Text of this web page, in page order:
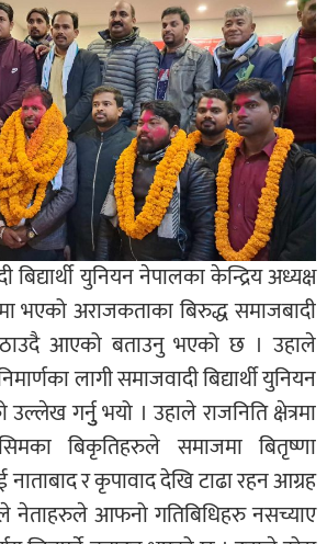
बिद्यार्थी युनियन नेपालका केन्द्रिय अध्यक्ष
भएको अराजकताका बिरुद्ध समाजबादी
आएको बताउनु भएको छ । उहाले
लागी समाजवादी बिद्यार्थी युनियन
गर्नुु भयो । उहाले राजनिति क्षेत्रमा
बिकृतिहरुले समाजमा बितृष्णा
र कृपावाद देखि टाढा रहन आग्रह
नेताहरुले आफनो गतिबिधिहरु नसच्याए